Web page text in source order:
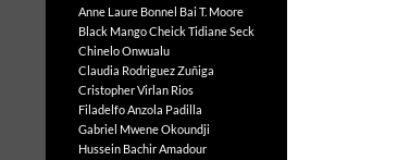
Anne Laure Bonnel Bai T. Moore
Black MangoCheick Tidiane Seck
Chinelo Onwualu
Claudia Rodriguez Zuñiga
Cristopher Virlan Rios
Filadelfo Anzola Padilla
Gabriel Mwene Okoundji
Hussein Bachir Amadour